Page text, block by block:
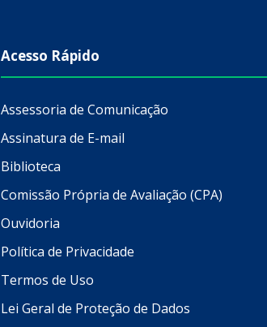
Acesso Rápido
Assessoria de Comunicação
Assinatura de E-mail
Biblioteca
Comissão Própria de Avaliação (CPA)
Ouvidoria
Política de Privacidade
Termos de Uso
Lei Geral de Proteção de Dados